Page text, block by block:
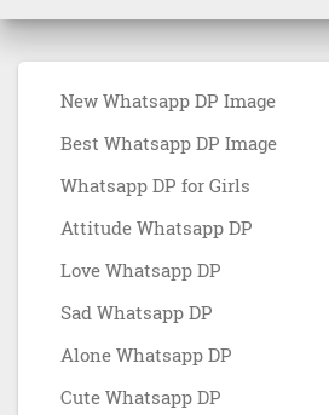
New Whatsapp DP Image
Best Whatsapp DP Image
Whatsapp DP for Girls
Attitude Whatsapp DP
Love Whatsapp DP
Sad Whatsapp DP
Alone Whatsapp DP
Cute Whatsapp DP